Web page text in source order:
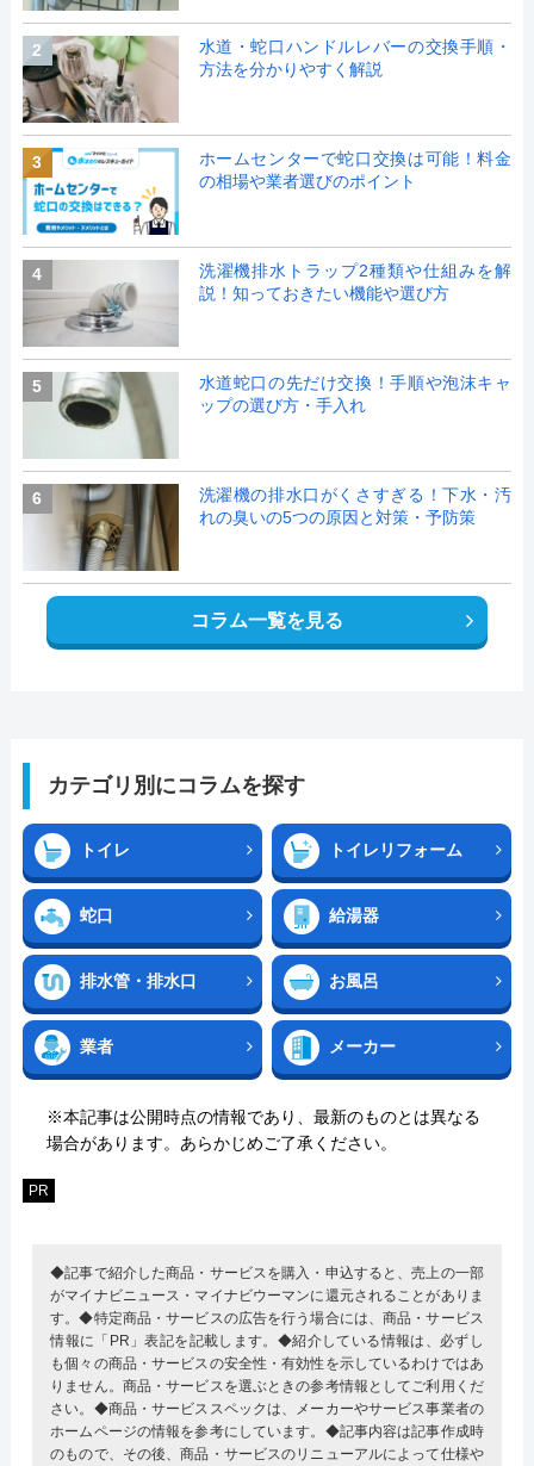
2
水道・蛇口ハンドルレバーの交換手順・
方法を分かりやすく解説
3
ホームセンターで蛇口交換は可能！料金
の相場や業者選びのポイント
4
洗濯機排水トラップ2種類や仕組みを解
説！知っておきたい機能や選び方
5
水道蛇口の先だけ交換！手順や泡沫キャ
ップの選び方・手入れ
6
洗濯機の排水口がくさすぎる！下水・汚
れの臭いの5つの原因と対策・予防策
コラム一覧を見る
カテゴリ別にコラムを探す
トイレ トイレリフォーム
蛇口 給湯器
排水管・排水口 お風呂
業者 メーカー
※本記事は公開時点の情報であり、最新のものとは異なる
場合があります。あらかじめご了承ください。
PR
◆記事で紹介した商品・サービスを購入・申込すると、売上の一部
がマイナビニュース・マイナビウーマンに還元されることがありま
す。◆特定商品・サービスの広告を行う場合には、商品・サービス
情報に「PR」表記を記載します。◆紹介している情報は、必ずし
も個々の商品・サービスの安全性・有効性を示しているわけではあ
りません。商品・サービスを選ぶときの参考情報としてご利用くだ
さい。◆商品・サービススペックは、メーカーやサービス事業者の
ホームページの情報を参考にしています。◆記事内容は記事作成時
のもので、その後、商品・サービスのリニューアルによって仕様や